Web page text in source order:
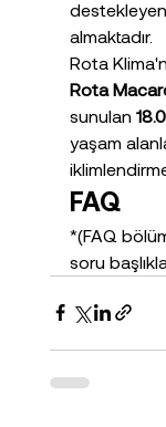
almaktadır.
Rota
Rota
sunulan
yaşam
FAQ
*(FAQ
soru